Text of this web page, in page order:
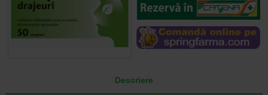
Descriere